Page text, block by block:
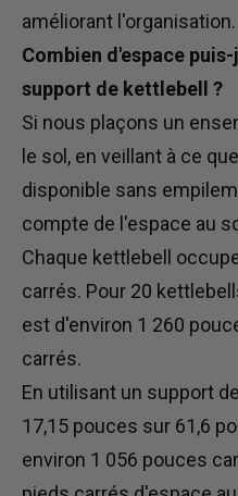
améliorant l'organisation.
Combien d'espace
support de kettlebell ?
Si nous plaçons un
le sol, en veillant à ce
disponible sans
compte de l'espace au
Chaque kettlebell
carrés. Pour 20
est d'environ 1 260
carrés.
En utilisant un support
17,15 pouces sur 61,6
environ 1 056 pouces